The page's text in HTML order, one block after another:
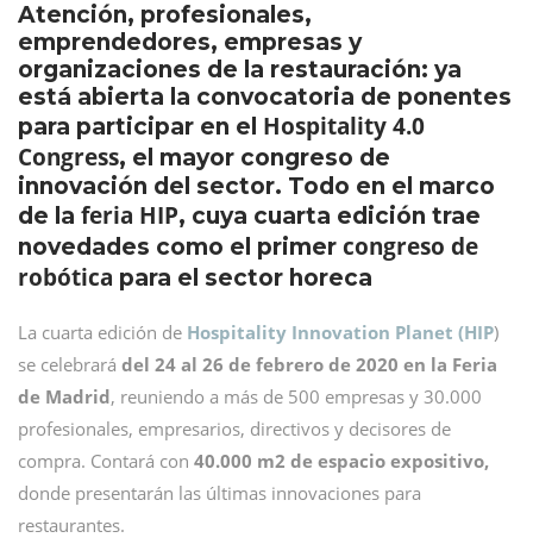
Atención, profesionales,
emprendedores, empresas y
organizaciones de la restauración: ya
está abierta la convocatoria de ponentes
para participar en el Hospitality 4.0
Congress, el mayor congreso de
innovación del sector. Todo en el marco
de la feria HIP, cuya cuarta edición trae
novedades como el primer congreso de
robótica para el sector horeca
La cuarta edición de Hospitality Innovation Planet (HIP)
se celebrará del 24 al 26 de febrero de 2020 en la Feria
de Madrid, reuniendo a más de 500 empresas y 30.000
profesionales, empresarios, directivos y decisores de
compra. Contará con 40.000 m2 de espacio expositivo,
donde presentarán las últimas innovaciones para
restaurantes.